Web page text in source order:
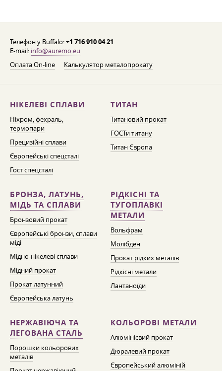
Телефон у Buffalo:+1 716 910 04 21
E-mail: info@auremo.eu
Оплата On-line
Калькулятор металопрокату
НІКЕЛЕВІ СПЛАВИ
Ніхром, фехраль,
термопари
Прецизійні сплави
Європейські спецсталі
Гост спецсталі
ТИТАН
Титановий прокат
ГОСТи титану
Титан Європа
БРОНЗА, ЛАТУНЬ,
МІДЬ ТА СПЛАВИ
Бронзовий прокат
Європейські бронзи, сплави
міді
Мідно-нікелеві сплави
Мідний прокат
Прокат латунний
Європейська латунь
РІДКІСНІ ТА
ТУГОПЛАВКІ
МЕТАЛИ
Вольфрам
Молібден
Прокат рідких металів
Рідкісні метали
Лантаноїди
НЕРЖАВІЮЧА ТА
ЛЕГОВАНА СТАЛЬ
Порошки кольорових
металів
КОЛЬОРОВІ МЕТАЛИ
Алюмінієвий прокат
Дюралевий прокат
Європейський алюміній